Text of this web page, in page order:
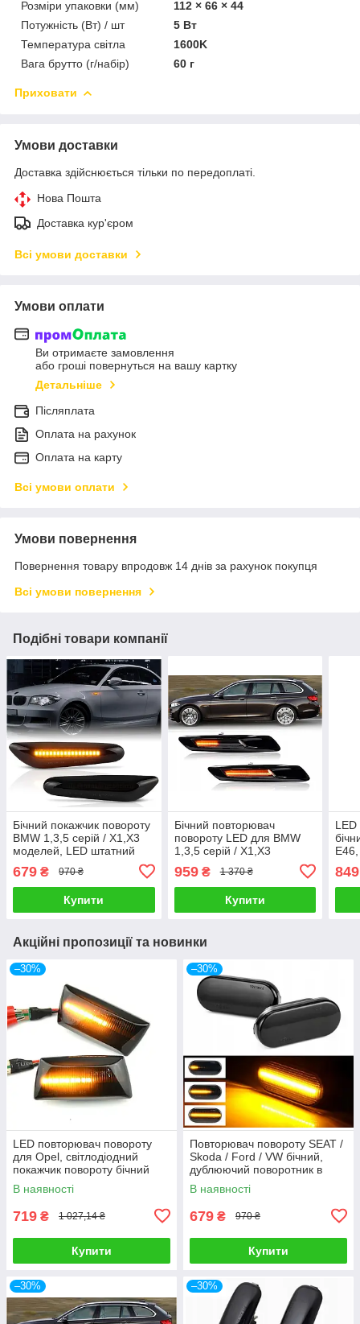
Розміри упаковки (мм)
112 × 66 × 44
Потужність (Вт) / шт
5 Вт
Температура світла
1600K
Вага брутто (г/набір)
60 г
Приховати
Умови доставки
Доставка здійснюється тільки по передоплаті.
Нова Пошта
Доставка кур'єром
Всі умови доставки
Умови оплати
Ви отримаєте замовлення
або гроші повернуться на вашу картку
Детальніше
Післяплата
Оплата на рахунок
Оплата на карту
Всі умови оплати
Умови повернення
Повернення товару впродовж 14 днів за рахунок покупця
Всі умови повернення
Подібні товари компанії
Бічний покажчик повороту
BMW 1,3,5 серій / X1,X3
моделей, LED штатний
бічний
679 ₴ 970 ₴
Купити
Бічний повторювач
повороту LED для BMW
1,3,5 серій / X1,X3
моделей, дублюючі бічні
показники повороту
959₴ 1 370 ₴
Купити
LED
E46,
849
Акційні пропозиції та новинки
–30%
LED повторювач повороту
для Opel, світлодіодний
покажчик повороту бічний
В наявності
719 ₴ 1 027,14 ₴
Купити
–30%
Повторювач повороту SEAT /
Skoda / Ford / VW бічний,
дублюючий поворотник в
крило штатний
В наявності
679 ₴ 970 ₴
Купити
–30% –30%